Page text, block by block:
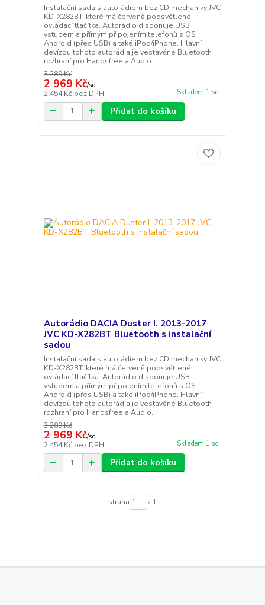
Instalační sada s autorádiem bez CD mechaniky JVC
KD-X282BT, které má červeně podsvětlené
ovládací tlačítka. Autorádio disponuje USB
vstupem a přímým připojením telefonů s OS
Android (přes USB) a také iPod/iPhone. Hlavní
devízou tohoto autorádia je vestavěné Bluetooth
rozhraní pro Handsfree a Audio...
3 289 Kč
2 969 Kč/sd
2 454 Kč bez DPH Skladem 1 sd
Přidat do košíku
Autorádio DACIA Duster I. 2013-2017
JVC KD-X282BT Bluetooth s instalační
sadou
Instalační sada s autorádiem bez CD mechaniky JVC
KD-X282BT, které má červeně podsvětlené
ovládací tlačítka. Autorádio disponuje USB
vstupem a přímým připojením telefonů s OS
Android (přes USB) a také iPod/iPhone. Hlavní
devízou tohoto autorádia je vestavěné Bluetooth
rozhraní pro Handsfree a Audio...
3 289 Kč
2 969 Kč/sd
2 454 Kč bez DPH Skladem 1 sd
Přidat do košíku
strana z 1